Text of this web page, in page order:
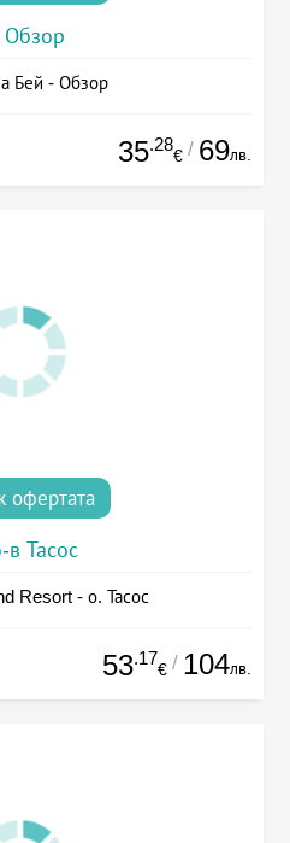
Обзор
Бей - Обзор
35.28
€ / 69лв.
офертата
в Тасос
Resort - о. Тасос
53.17
€ / 104лв.